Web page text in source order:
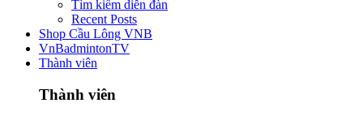
Tìm kiếm diễn đàn
Recent Posts
Shop Cầu Lông VNB
VnBadmintonTV
Thành viên
Thành viên